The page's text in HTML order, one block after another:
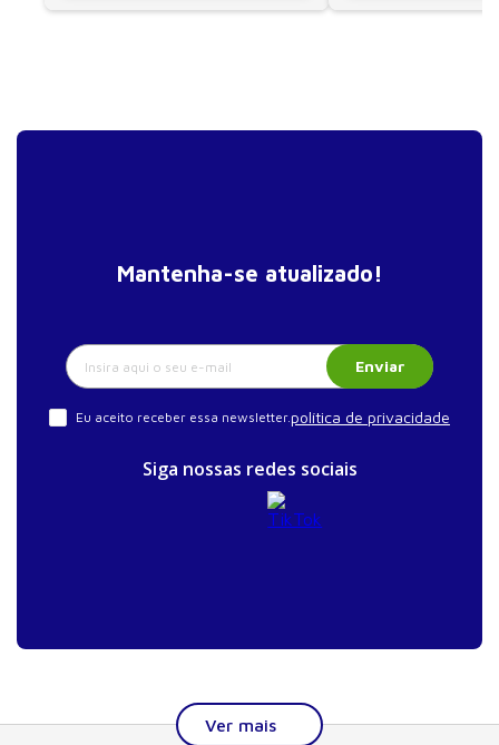
Mantenha-se atualizado!
Enviar
Eu aceito receber essa newsletter.política de privacidade
Siga nossas redes sociais